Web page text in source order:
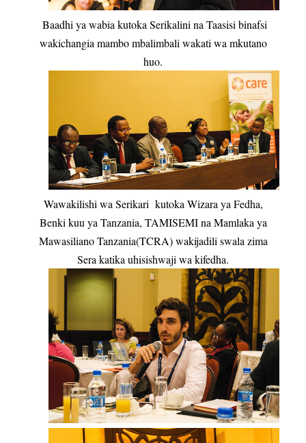
Baadhi ya wabia kutoka Serikalini na Taasisi binafsi
wakichangia mambo mbalimbali wakati wa mkutano
huo.
Wawakilishi wa Serikari kutoka Wizara ya Fedha,
Benki kuu ya Tanzania, TAMISEMI na Mamlaka ya
Mawasiliano Tanzania(TCRA) wakijadili swala zima
Sera katika uhisishwaji wa kifedha.